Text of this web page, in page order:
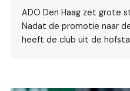
ADO Den Haag zet grote
Nadat de promotie naar
heeft de club uit de